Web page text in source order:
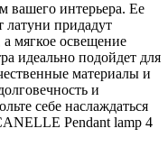
вашего интерьера. Ее
придадут
мягкое освещение
идеально подойдет для
материалы и
и
себе наслаждаться
Pendant lamp 4